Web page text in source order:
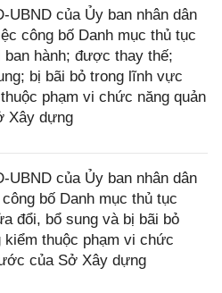
UBND của Ủy ban nhân dân
công bố Danh mục thủ tục
hành; được thay thế;
bị bãi bỏ trong lĩnh vực
phạm vi chức năng quản
Xây dựng
UBND của Ủy ban nhân dân
bố Danh mục thủ tục
đổi, bổ sung và bị bãi bỏ
thuộc phạm vi chức
của Sở Xây dựng